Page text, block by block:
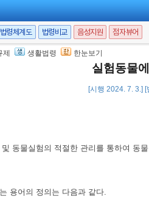
법령체계도 법령비교 음성지원 점자뷰어
제 생활법령 한눈보기
실험동물
[시행 2024. 7. 3.]
동물실험의 적절한 관리를 통하여 동
용어의 정의는 다음과 같다.